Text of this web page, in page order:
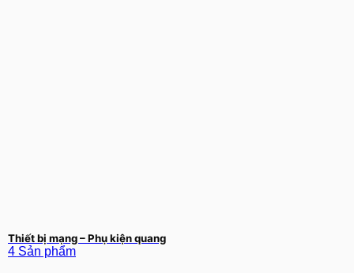
Thiết bị mạng – Phụ kiện quang
4 Sản phẩm